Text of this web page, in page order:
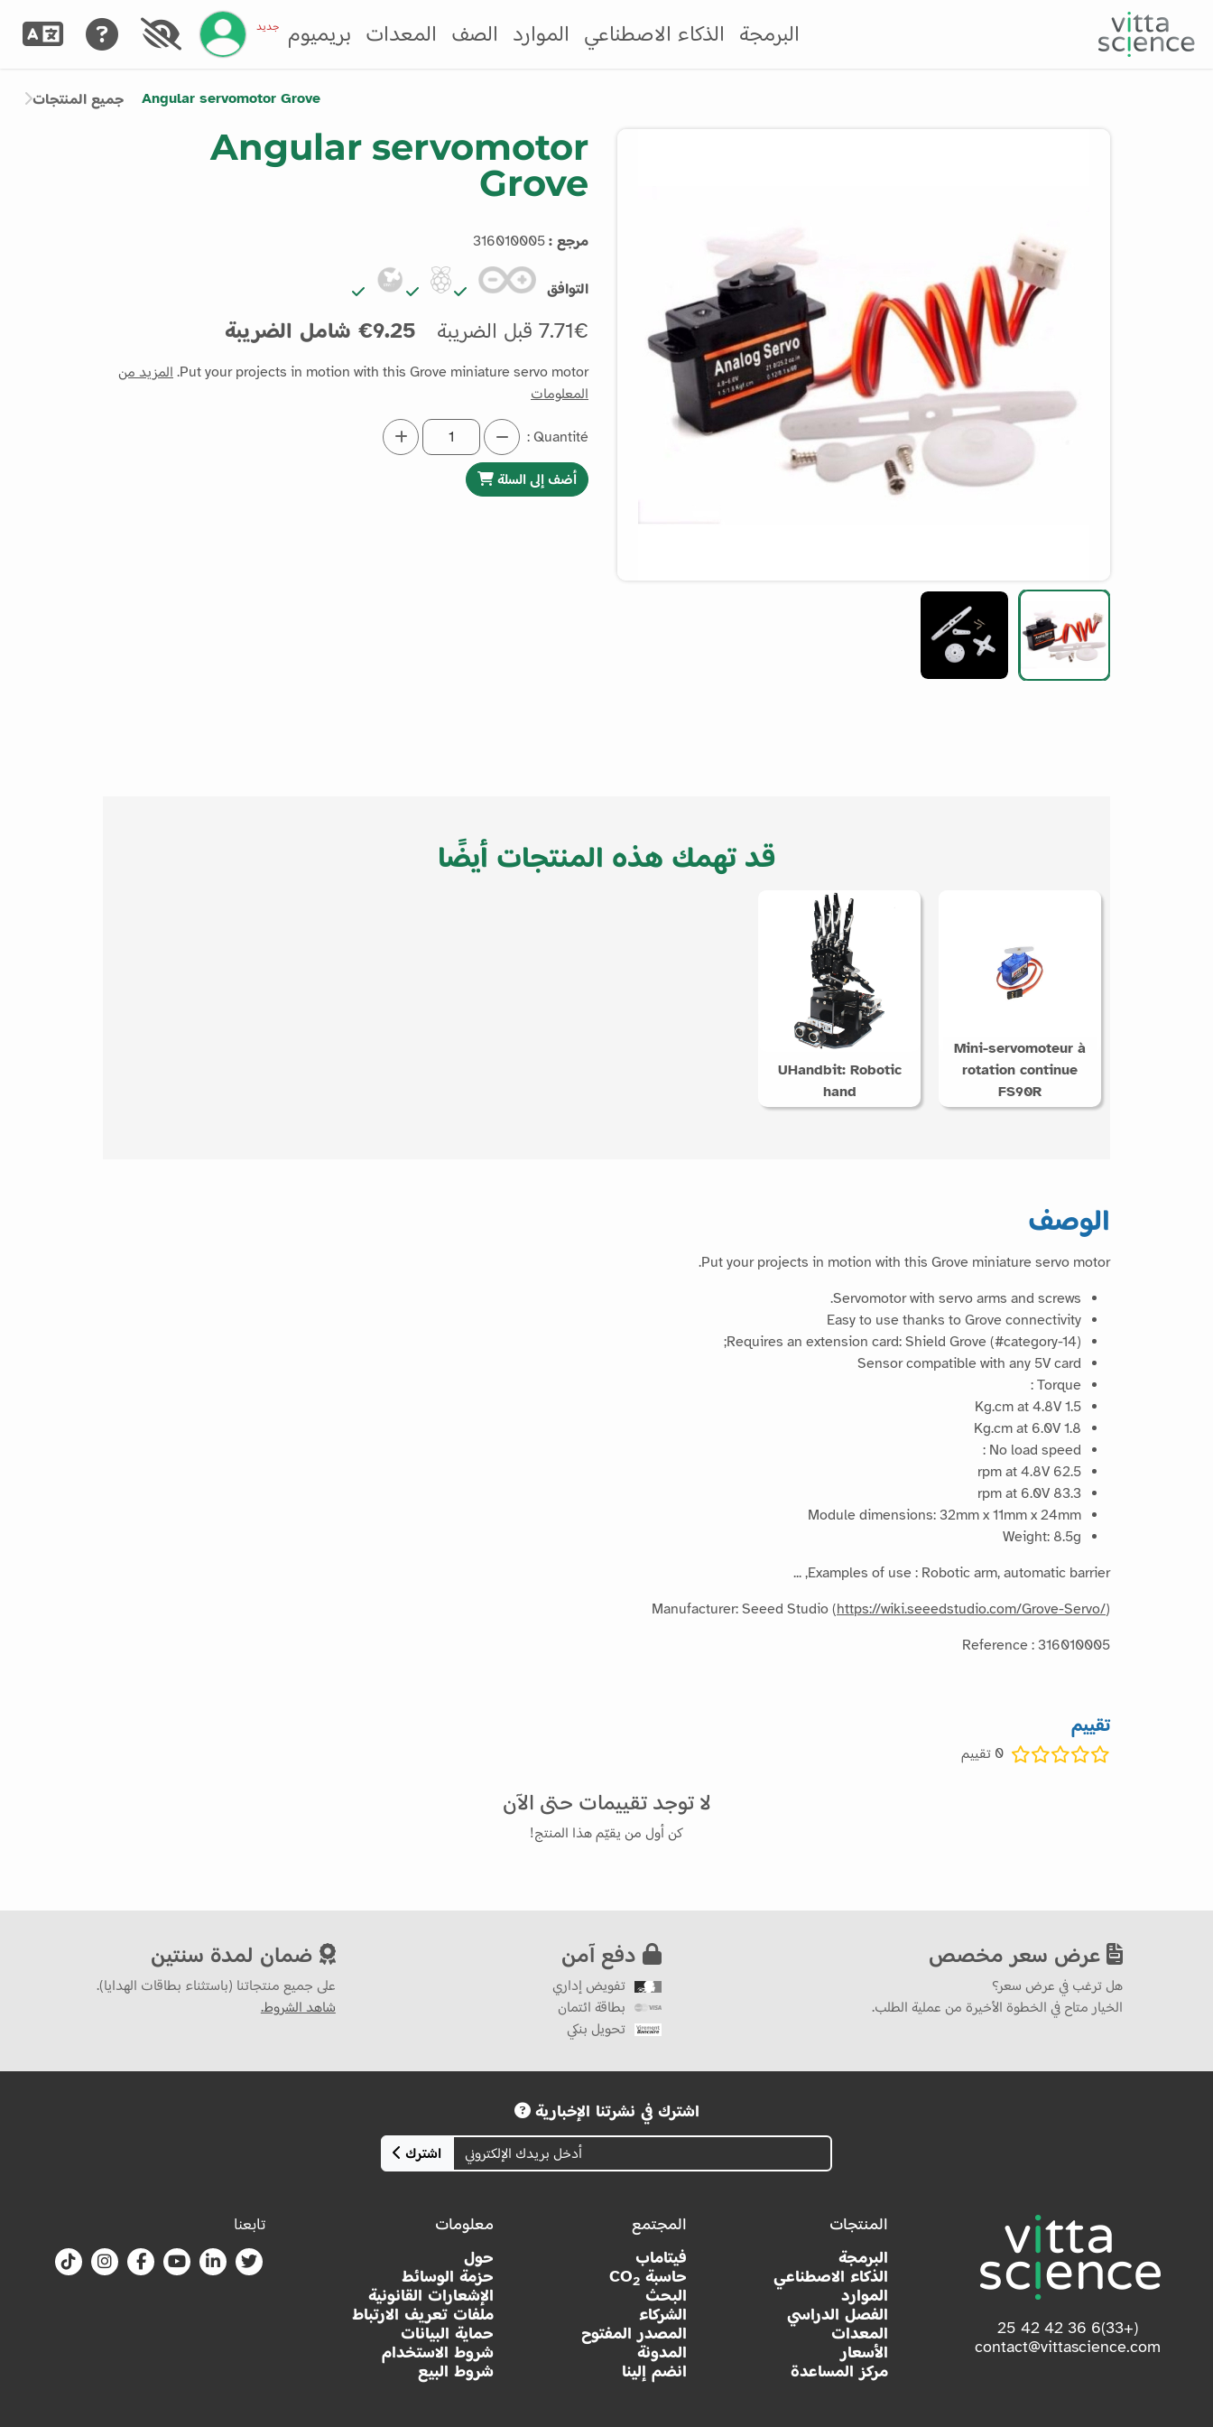
البرمجة الذكاء الاصطناعي الموارد الصف المعدات بريميوم جديد إدارة حسابك
جميع المنتجات Angular servomotor Grove
Angular servomotor
Grove
مرجع :
التوافق
7.71€ قبل الضريبة 9.25€ شامل الضريبة
Put your projects in motion with this Grove miniature servo motor. المزيد من
المعلومات
Quantité :
أضف إلى السلة
قد تهمك هذه المنتجات أيضًا
Mini-servomoteur à
rotation continue
FS90R
UHandbit: Robotic
hand
الوصف
Put your projects in motion with this Grove miniature servo motor.
Servomotor with servo arms and screws.
Easy to use thanks to Grove connectivity
Requires an extension card: Shield Grove (#category-14);
Sensor compatible with any 5V card
Torque :
1.5 Kg.cm at 4.8V
1.8 Kg.cm at 6.0V
No load speed :
62.5 rpm at 4.8V
83.3 rpm at 6.0V
Module dimensions: 32mm x 11mm x 24mm
Weight: 8.5g
Examples of use : Robotic arm, automatic barrier, ...
Manufacturer: Seeed Studio (https://wiki.seeedstudio.com/Grove-Servo/)
Reference : 316010005
تقييم
0 تقييم
لا توجد تقييمات حتى الآن
كن أول من يقيّم هذا المنتج!
عرض سعر مخصص
هل ترغب في عرض سعر؟
الخيار متاح في الخطوة الأخيرة من عملية الطلب.
دفع آمن
تفويض إداري
بطاقة ائتمان
تحويل بنكي
ضمان لمدة سنتين
على جميع منتجاتنا (باستثناء بطاقات الهدايا).
شاهد الشروط.
اشترك في نشرتنا الإخبارية
اشترك
(+33)6 36 42 42 25
contact@vittascience.com
المنتجات
البرمجة
الذكاء الاصطناعي
الموارد
الفصل الدراسي
المعدات
الأسعار
مركز المساعدة
المجتمع
فيتاماب
حاسبة CO2
البحث
الشركاء
المصدر المفتوح
المدونة
انضم إلينا
معلومات
حول
حزمة الوسائط
الإشعارات القانونية
ملفات تعريف الارتباط
حماية البيانات
شروط الاستخدام
شروط البيع
تابعنا